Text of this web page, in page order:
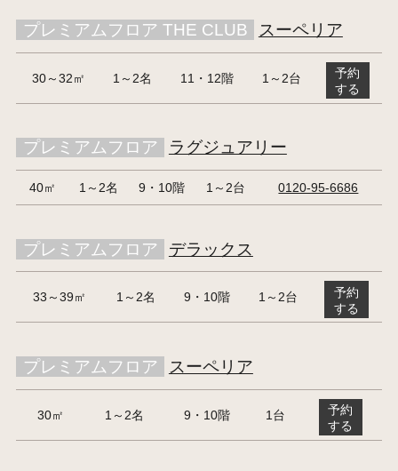
プレミアムフロア THE CLUB スーペリア
30～32㎡ 1～2名 11・12階 1～2台
予約
する
プレミアムフロア ラグジュアリー
40㎡ 1～2名 9・10階 1～2台 0120-95-6686
プレミアムフロア デラックス
33～39㎡ 1～2名 9・10階 1～2台
予約
する
プレミアムフロア スーペリア
30㎡ 1～2名 9・10階 1台
予約
する